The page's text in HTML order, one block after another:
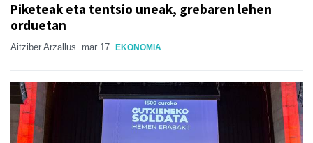
Piketeak eta tentsio uneak, grebaren lehen
orduetan
Aitziber Arzallus mar 17 EKONOMIA